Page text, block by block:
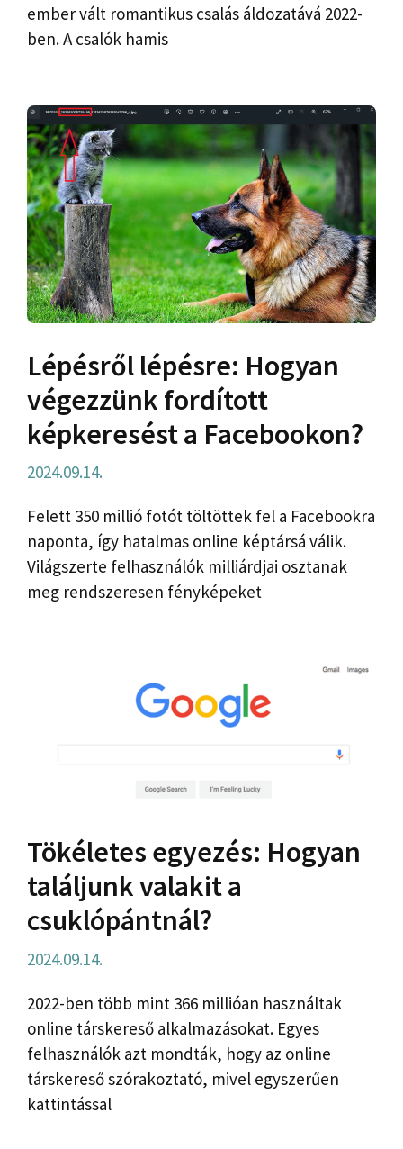
ember vált romantikus csalás áldozatává 2022-
ben. A csalók hamis
Lépésről lépésre: Hogyan
végezzünk fordított
képkeresést a Facebookon?
2024.09.14.
Felett 350 millió fotót töltöttek fel a Facebookra
naponta, így hatalmas online képtársá válik.
Világszerte felhasználók milliárdjai osztanak
meg rendszeresen fényképeket
Tökéletes egyezés: Hogyan
találjunk valakit a
csuklópántnál?
2024.09.14.
2022-ben több mint 366 millióan használtak
online társkereső alkalmazásokat. Egyes
felhasználók azt mondták, hogy az online
társkereső szórakoztató, mivel egyszerűen
kattintással